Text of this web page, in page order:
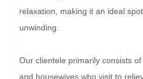
relaxation, making it an ideal
unwinding.
Our clientele primarily consists
and housewives who visit to